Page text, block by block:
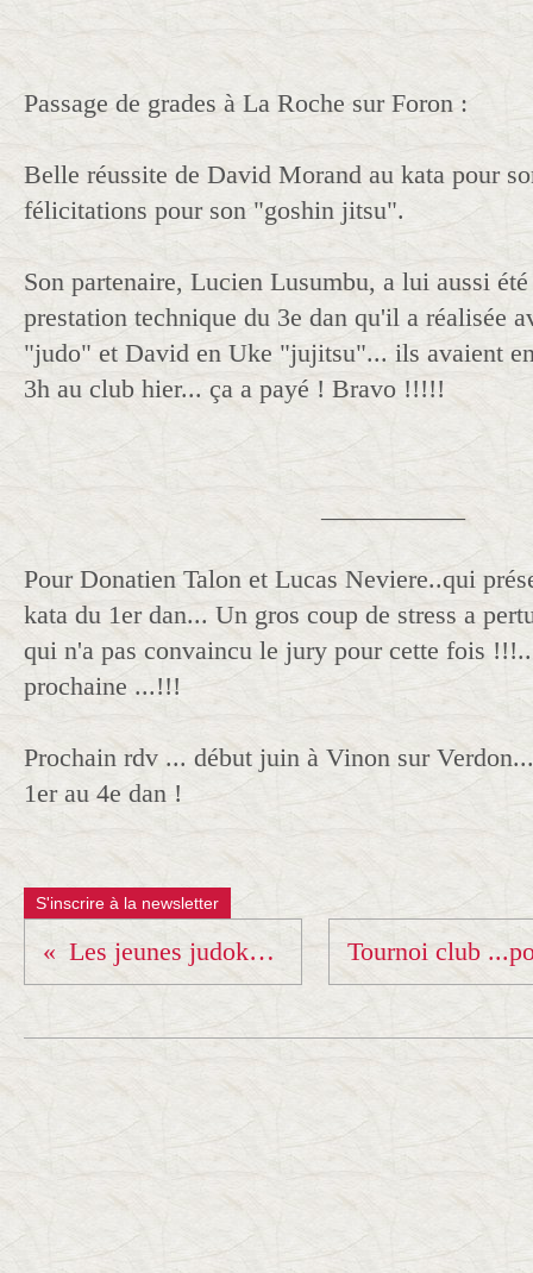
Passage de grades à La Roche sur Foron :
Belle réussite de David Morand au kata pour
félicitations pour son "goshin jitsu".
Son partenaire, Lucien Lusumbu, a lui aussi
prestation technique du 3e dan qu'il a réalisée
"judo" et David en Uke "jujitsu"... ils avaient
3h au club hier... ça a payé ! Bravo !!!!!
Pour Donatien Talon et Lucas Neviere..qui
kata du 1er dan... Un gros coup de stress a
qui n'a pas convaincu le jury pour cette fois
prochaine ...!!!
Prochain rdv ... début juin à Vinon sur
1er au 4e dan !
S'inscrire à la newsletter
Les jeunes judokas à Aime ! Bravo